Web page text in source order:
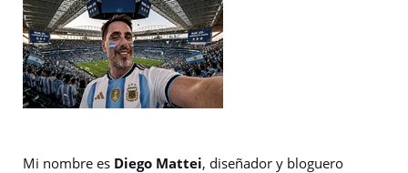
Mi nombre es Diego Mattei, diseñador y bloguero